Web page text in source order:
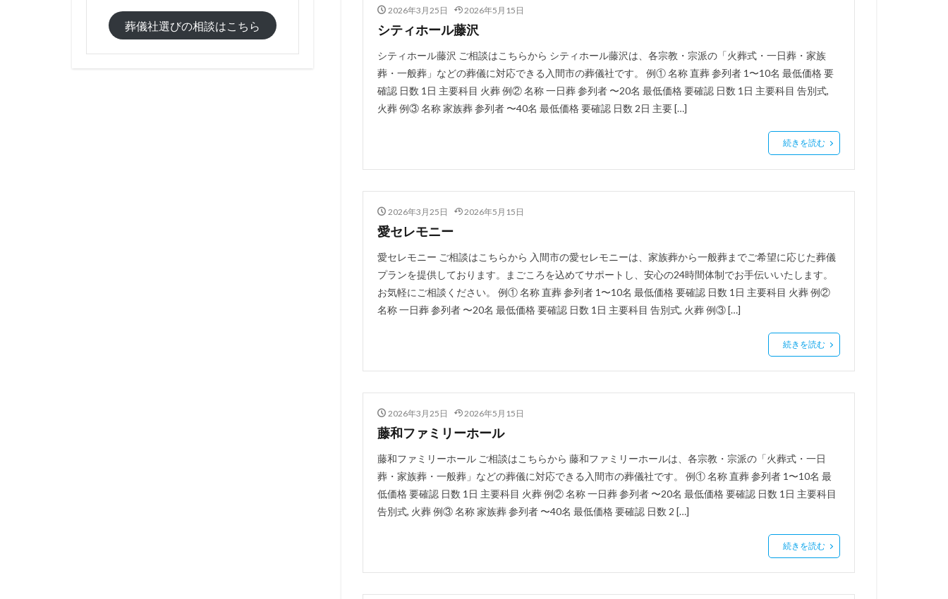
2026年3月25日 2026年5月15日
シティホール藤沢
シティホール藤沢 ご相談はこちらから シティホール藤沢は、各宗教・宗派の「火葬式・一日葬・家族
葬・一般葬」などの葬儀に対応できる入間市の葬儀社です。 例① 名称 直葬 参列者 1〜10名 最低価格 要
確認 日数 1日 主要科目 火葬 例② 名称 一日葬 参列者 〜20名 最低価格 要確認 日数 1日 主要科目 告別式,
火葬 例③ 名称 家族葬 参列者 〜40名 最低価格 要確認 日数 2日 主要 […]
続きを読む
2026年3月25日 2026年5月15日
愛セレモニー
愛セレモニー ご相談はこちらから 入間市の愛セレモニーは、家族葬から一般葬までご希望に応じた葬儀
プランを提供しております。まごころを込めてサポートし、安心の24時間体制でお手伝いいたします。
お気軽にご相談ください。 例① 名称 直葬 参列者 1〜10名 最低価格 要確認 日数 1日 主要科目 火葬 例②
名称 一日葬 参列者 〜20名 最低価格 要確認 日数 1日 主要科目 告別式, 火葬 例③ […]
続きを読む
2026年3月25日 2026年5月15日
藤和ファミリーホール
藤和ファミリーホール ご相談はこちらから 藤和ファミリーホールは、各宗教・宗派の「火葬式・一日
葬・家族葬・一般葬」などの葬儀に対応できる入間市の葬儀社です。 例① 名称 直葬 参列者 1〜10名 最
低価格 要確認 日数 1日 主要科目 火葬 例② 名称 一日葬 参列者 〜20名 最低価格 要確認 日数 1日 主要科目
告別式, 火葬 例③ 名称 家族葬 参列者 〜40名 最低価格 要確認 日数 2 […]
続きを読む
葬儀社選びの相談はこちら